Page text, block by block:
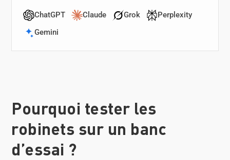
ChatGPT Claude Grok
Perplexity
Gemini
Pourquoi tester les
robinets sur un banc
d’essai ?